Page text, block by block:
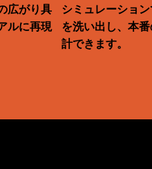
広がり具
ルに再現
シミュレーショ
を洗い出し、本
計できます。